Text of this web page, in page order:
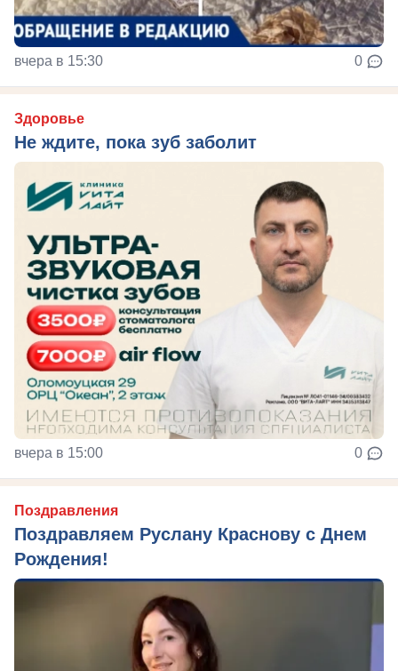
вчера в 15:30 0
Здоровье
Не ждите, пока зуб заболит
вчера в 15:00 0
Поздравления
Поздравляем Руслану Краснову с Днем
Рождения!